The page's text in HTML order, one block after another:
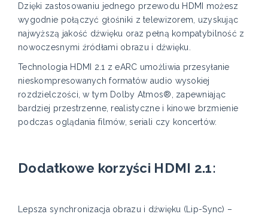
Dzięki zastosowaniu jednego przewodu HDMI możesz
wygodnie połączyć głośniki z telewizorem, uzyskując
najwyższą jakość dźwięku oraz pełną kompatybilność z
nowoczesnymi źródłami obrazu i dźwięku.
Technologia HDMI 2.1 z eARC umożliwia przesyłanie
nieskompresowanych formatów audio wysokiej
rozdzielczości, w tym Dolby Atmos®, zapewniając
bardziej przestrzenne, realistyczne i kinowe brzmienie
podczas oglądania filmów, seriali czy koncertów.
Dodatkowe korzyści HDMI 2.1:
Lepsza synchronizacja obrazu i dźwięku (Lip-Sync) –